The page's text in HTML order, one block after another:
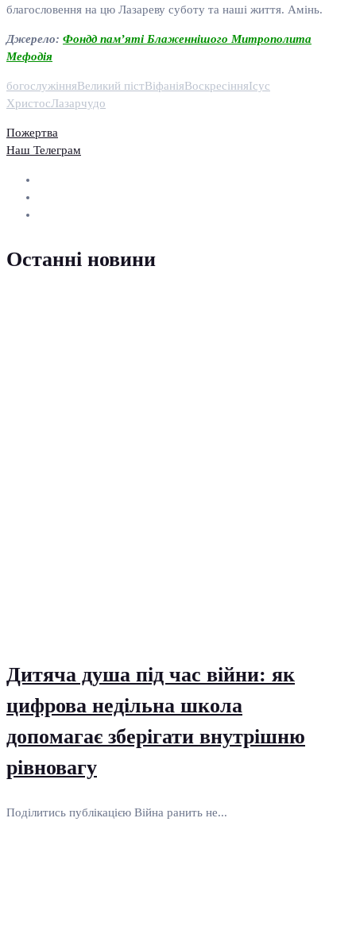
благословення на цю Лазареву суботу та наші життя. Амінь.
Джерело: Фондд пам’яті Блаженнішого Митрополита
Мефодія
богослужінняВеликий пістВіфаніяВоскресінняІсус
ХристосЛазарчудо
Пожертва
Наш Телеграм
Останні новини
Дитяча душа під час війни: як
цифрова недільна школа
допомагає зберігати внутрішню
рівновагу
Поділитись публікацією Війна ранить не...